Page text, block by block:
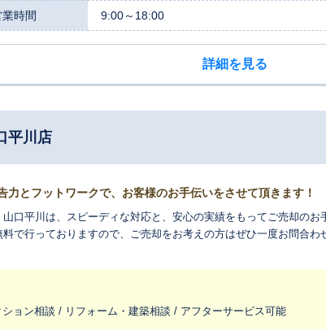
時間 9:00～18:00
詳細を見る
平川店
力とフットワークで、お客様のお手伝いをさせて頂きます！
口平川は、スピーディな対応と、安心の実績をもってご売却のお
料で行っておりますので、ご売却をお考えの方はぜひ一度お問合
ション相談 / リフォーム・建築相談 / アフターサービス可能